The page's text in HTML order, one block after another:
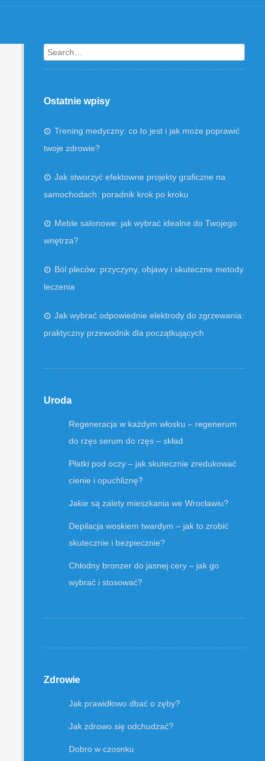
Search
Ostatnie wpisy
Trening medyczny: co to jest i jak może poprawić
twoje zdrowie?
Jak stworzyć efektowne projekty graficzne na
samochodach: poradnik krok po kroku
Meble salonowe: jak wybrać idealne do Twojego
wnętrza?
Ból pleców: przyczyny, objawy i skuteczne metody
leczenia
Jak wybrać odpowiednie elektrody do zgrzewania:
praktyczny przewodnik dla początkujących
Uroda
Regeneracja w każdym włosku – regenerum
do rzęs serum do rzęs – skład
Płatki pod oczy – jak skutecznie zredukować
cienie i opuchliznę?
Jakie są zalety mieszkania we Wrocławiu?
Depilacja woskiem twardym – jak to zrobić
skutecznie i bezpiecznie?
Chłodny bronzer do jasnej cery – jak go
wybrać i stosować?
Zdrowie
Jak prawidłowo dbać o zęby?
Jak zdrowo się odchudzać?
Dobro w czosnku